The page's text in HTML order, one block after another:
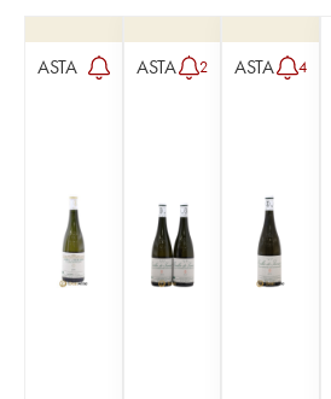
ASTA ASTA 2 ASTA 4